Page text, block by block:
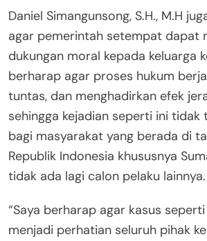
Daniel Simangunsong, S.H., M.H
agar pemerintah setempat dapat
dukungan moral kepada keluarga
berharap agar proses hukum
tuntas, dan menghadirkan efek
sehingga kejadian seperti ini tidak
bagi masyarakat yang berada di
Republik Indonesia khususnya
tidak ada lagi calon pelaku lainnya.
“Saya berharap agar kasus
menjadi perhatian seluruh pihak